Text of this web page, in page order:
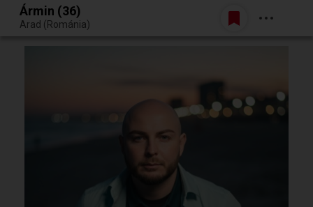
Egy jó randiból bármi lehet.
Belépés
Ármin (36)
Arad (Románia)